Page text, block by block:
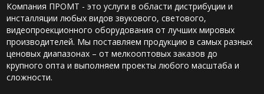
Компания ПРОМТ - это услуги в области дистрибуции и
инсталляции любых видов звукового, светового,
видеопроекционного оборудования от лучших мировых
производителей. Мы поставляем продукцию в самых разных
ценовых диапазонах – от мелкооптовых заказов до
крупного опта и выполняем проекты любого масштаба и
сложности.